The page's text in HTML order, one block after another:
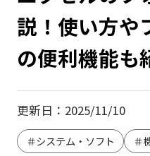
説！使い方や
の便利機能も
更新日：2025/11/10
＃システム・ソフト ＃